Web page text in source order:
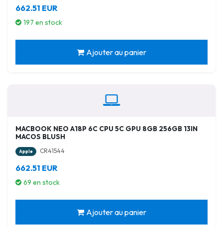
662.51 EUR
197 en stock
Ajouter au panier
MACBOOK NEO A18P 6C CPU 5C GPU 8GB 256GB 13IN
MACOS BLUSH
Apple CR41544
662.51 EUR
69 en stock
Ajouter au panier